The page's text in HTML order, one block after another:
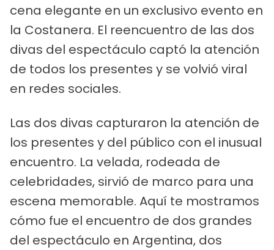
cena elegante en un exclusivo evento en
la Costanera. El reencuentro de las dos
divas del espectáculo captó la atención
de todos los presentes y se volvió viral
en redes sociales.
Las dos divas capturaron la atención de
los presentes y del público con el inusual
encuentro. La velada, rodeada de
celebridades, sirvió de marco para una
escena memorable. Aquí te mostramos
cómo fue el encuentro de dos grandes
del espectáculo en Argentina, dos